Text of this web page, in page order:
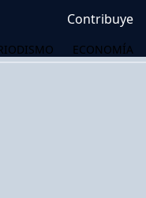
Contribuye
ECONOMÍA